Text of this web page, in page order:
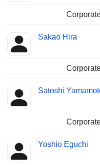
Sakao Hira
Satoshi
Yoshio Eguchi